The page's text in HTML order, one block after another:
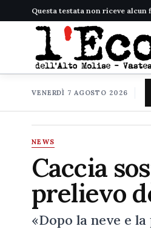
Questa testata non riceve alcun
VENERDÌ 7 AGOSTO 2026
NEWS
Caccia
prelievo
«Dopo la neve e